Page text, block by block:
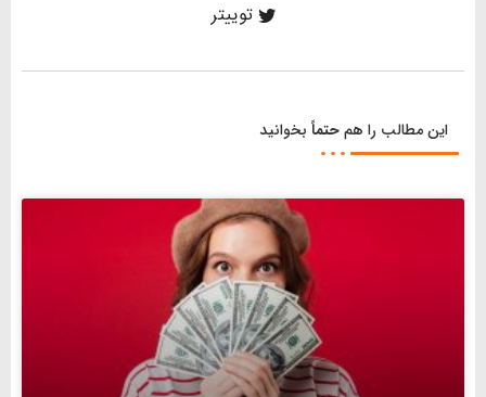
توییتر
این مطالب را همحتماً بخوانید